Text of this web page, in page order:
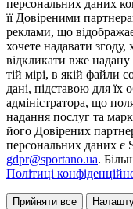
персональних даних
її Довіреними
реклами, що
хочете надавати згоду,
відкликати вже
тій мірі, в якій файли
дані, підставою для їх
адміністратора, що
надання послуг та
його Довірених
персональних даних є
gdpr@sportano.ua.
Політиці
Прийняти все